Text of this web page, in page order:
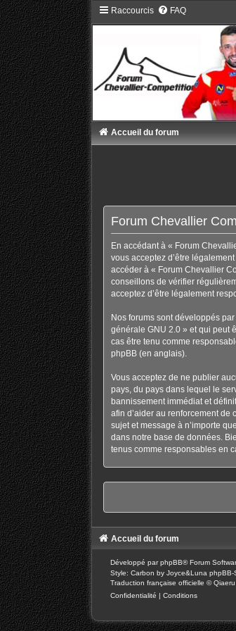
Raccourcis FAQ
Accueil du forum
Forum Chevallier
En accédant à « Forum
vous acceptez d’être
accéder à « Forum Chevallier
conseillons de vérifier
acceptez d’être légalement
Nos forums sont développés
générale GNU 2.0» et qui peut
cas être tenu comme
phpBB(en anglais).
Vous acceptez de ne publier
pays, du pays dans lequel le
bannissement immédiat et
afin d’aider au renforcement de
sujet et message à n’importe
dans notre base de données.
tenus comme responsables en
Accueil du forum
Développé parphpBB® Forum
Style: Carbon by Joyce&Luna phpBB-
Traduction française officielle ©Qiaeru
Confidentialité | Conditions